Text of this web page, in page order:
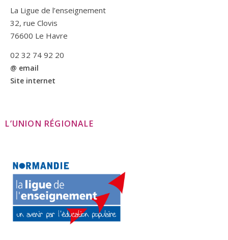
La Ligue de l’enseignement
32, rue Clovis
76600 Le Havre
02 32 74 92 20
@ email
Site internet
L’UNION RÉGIONALE